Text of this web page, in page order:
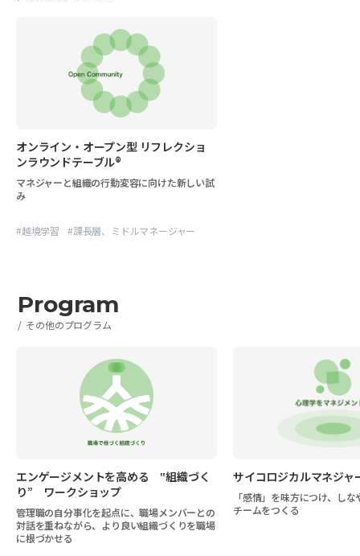
オンライン・オープン型 リフレクショ
ンラウンドテーブル®
マネジャーと組織の行動変容に向けた新しい試
み
#越境学習 #課長層、ミドルマネージャー
Program
その他のプログラム
エンゲージメントを高める ‟組織づく
り” ワークショップ
管理職の自分事化を起点に、職場メンバーとの
対話を重ねながら、より良い組織づくりを職場
に根づかせる
サイコロジカルマネジャ
「感情」を味方につけ、し
チームをつくる